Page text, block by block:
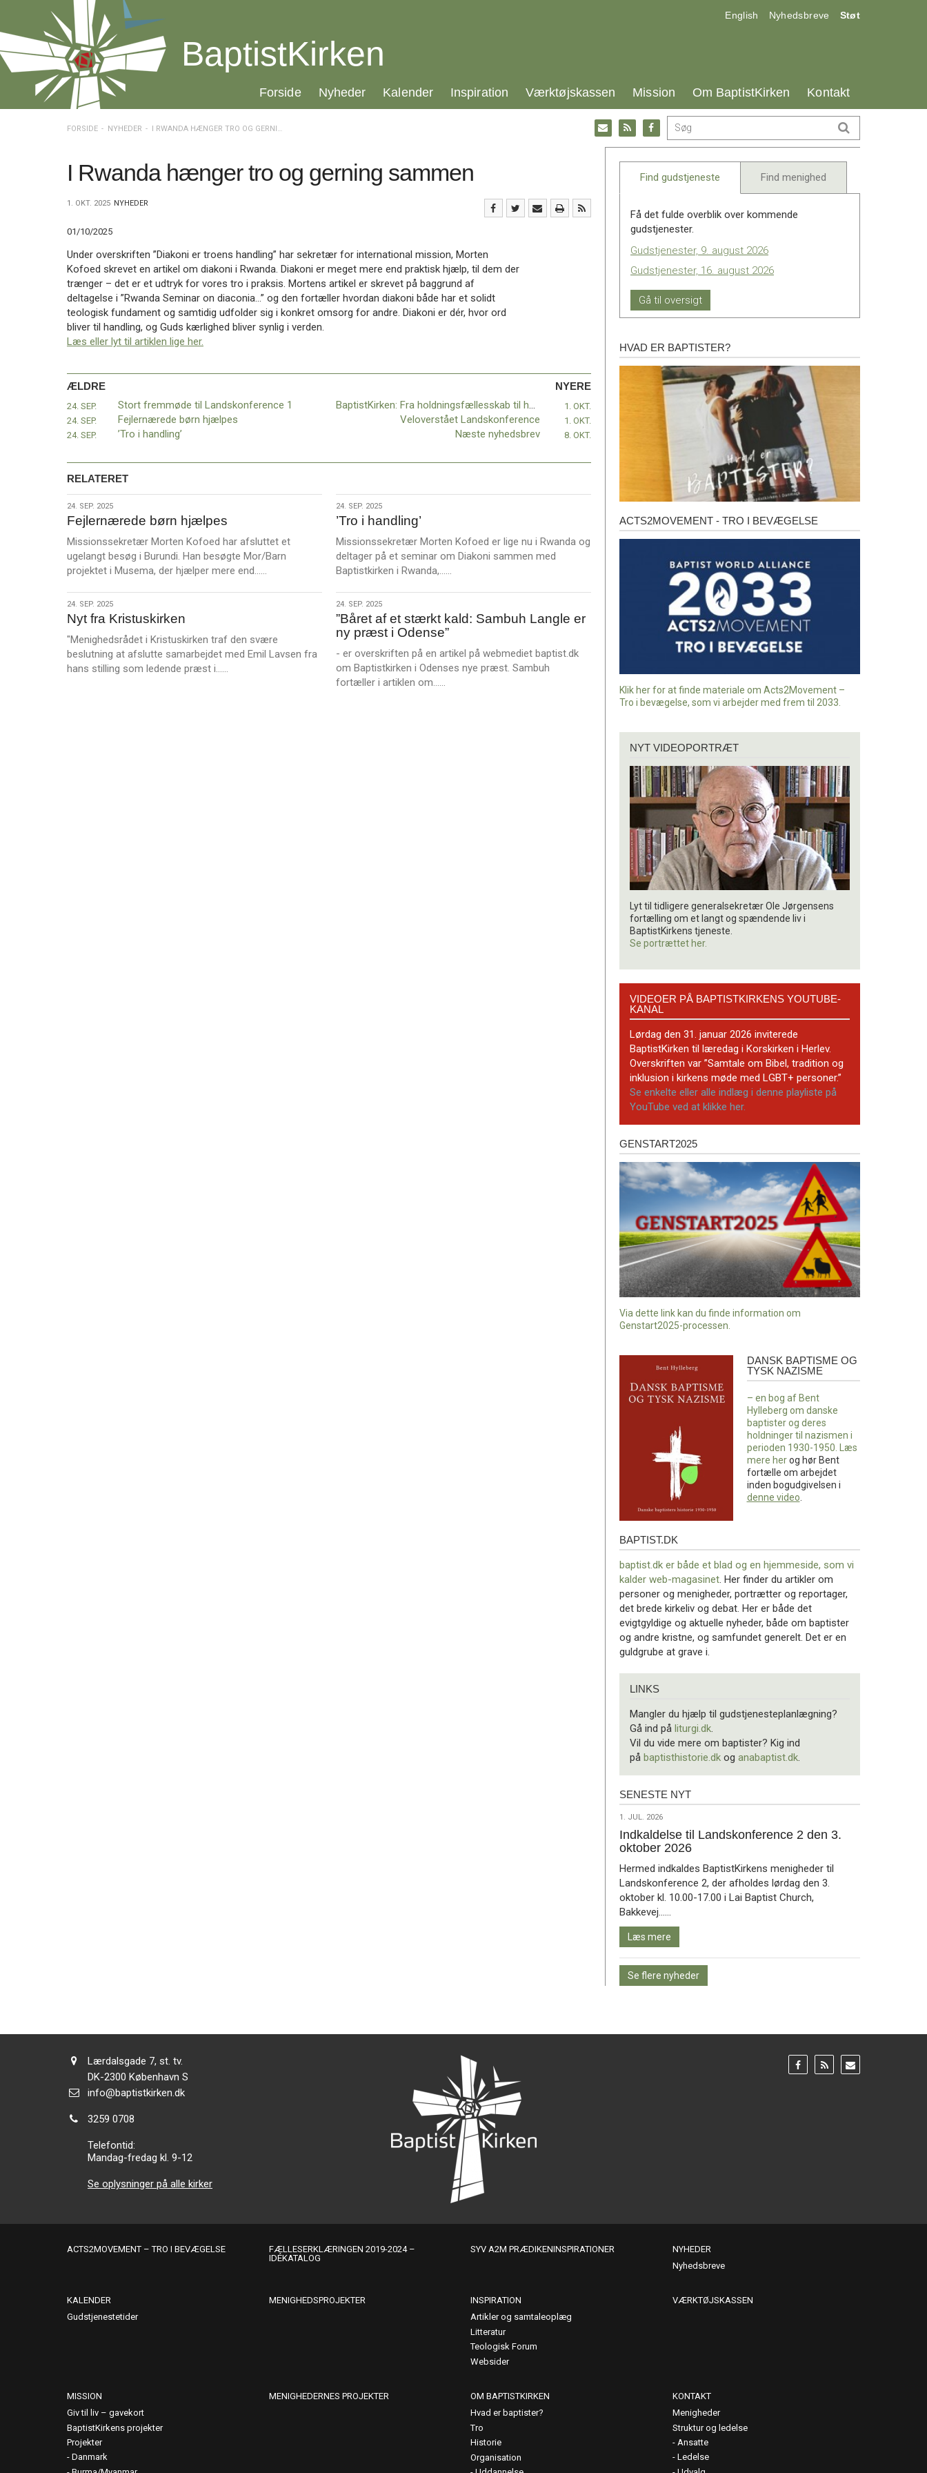
over
og
gå
Vend
tilbage
Værktøjskassen
BaptistKirken
Inspiration
Værktøjskassen
BaptistKirken
holdningsfællesskab
handlingsfællesskab?
Landskonference
17.0:
English 18.0:
Nyhedsbreve 19.0:
Støt
BaptistKirken
20.0:
Forside 21.0:
Nyheder 22.0:
Kalender 23.0:
Inspiration 24.0:
Værktøjskassen 25.0:
Mission 26.0:
Om BaptistKirken 27.0:
Kontakt
FORSIDE NYHEDER I RWANDA HÆNGER TRO OG GERNING SAMMEN
Gå
til:
Facebook
Gå
til:
RSS
feed
Gå
til:
Email
I Rwanda hænger tro og gerning sammen
1. OKT. 2025 NYHEDER
01/10/2025
Under overskriften ”Diakoni er troens handling” har sekretær for international mission, Morten
Kofoed skrevet en artikel om diakoni i Rwanda. Diakoni er meget mere end praktisk hjælp, til dem der
trænger – det er et udtryk for vores tro i praksis. Mortens artikel er skrevet på baggrund af
deltagelse i ”Rwanda Seminar on diaconia…” og den fortæller hvordan diakoni både har et solidt
teologisk fundament og samtidig udfolder sig i konkret omsorg for andre. Diakoni er dér, hvor ord
bliver til handling, og Guds kærlighed bliver synlig i verden.
Læs eller lyt til artiklen lige her.
ÆLDRE
24. SEP. Stort fremmøde til Landskonference 1
24. SEP. Fejlernærede børn hjælpes
24. SEP. ’Tro i handling’
NYERE
BaptistKirken: Fra holdningsfællesskab til handlingsfællesskab? 1. OKT.
Veloverstået Landskonference 1. OKT.
Næste nyhedsbrev 8. OKT.
RELATERET
24.
sep.
2025
24. SEP. 2025
Fejlernærede børn hjælpes
Missionssekretær Morten Kofoed har afsluttet et
ugelangt besøg i Burundi. Han besøgte Mor/Barn
projektet i Musema, der hjælper mere end……
r
e
24.
sep.
2025
24. SEP. 2025
’Tro i handling’
Missionssekretær Morten Kofoed er lige nu i Rwanda og
deltager på et seminar om Diakoni sammen med
Baptistkirken i Rwanda,……
m
e
24.
sep.
2025
24. SEP. 2025
Nyt fra Kristuskirken
"Menighedsrådet i Kristuskirken traf den svære
beslutning at afslutte samarbejdet med Emil Lavsen fra
hans stilling som ledende præst i……
24.
sep.
2025
24. SEP. 2025
”Båret af et stærkt kald: Sambuh Langle er
ny præst i Odense”
- er overskriften på en artikel på webmediet baptist.dk
om Baptistkirken i Odenses nye præst. Sambuh
fortæller i artiklen om……
Find gudstjeneste Find menighed
Få det fulde overblik over kommende
gudstjenester.
Gudstjenester, 9. august 2026
Gudstjenester, 16. august 2026
Gå til oversigt
Hvad
er
baptister?
HVAD ER BAPTISTER?
Acts2Movement
ACTS2MOVEMENT - TRO I BEVÆGELSE
Klik her for at finde materiale om Acts2Movement –
Tro i bevægelse, som vi arbejder med frem til 2033.
videoportræt
NYT VIDEOPORTRÆT
Lyt til tidligere generalsekretær Ole Jørgensens
fortælling om et langt og spændende liv i
BaptistKirkens tjeneste.
Se portrættet her.
BaptistKirkens
YouTube-
kanal
VIDEOER PÅ BAPTISTKIRKENS YOUTUBE-
KANAL
Lørdag den 31. januar 2026 inviterede
BaptistKirken til læredag i Korskirken i Herlev.
Overskriften var ”Samtale om Bibel, tradition og
inklusion i kirkens møde med LGBT+ personer.”
Se enkelte eller alle indlæg i denne playliste på
YouTube ved at klikke her.
Genstart2025
GENSTART2025
Via dette link kan du finde information om
Genstart2025-processen.
tysk
DANSK BAPTISME OG
TYSK NAZISME
– en bog af Bent
Hylleberg om danske
baptister og deres
holdninger til nazismen i
perioden 1930-1950. Læs
mere herog hør Bent
fortælle om arbejdet
inden bogudgivelsen i
denne video.
baptist.dk
BAPTIST.DK
baptist.dk er både et blad og en hjemmeside, som vi
kalder web-magasinet . Her finder du artikler om
personer og menigheder, portrætter og reportager,
det brede kirkeliv og debat. Her er både det
evigtgyldige og aktuelle nyheder, både om baptister
og andre kristne, og samfundet generelt. Det er en
guldgrube at grave i.
LINKS
Mangler du hjælp til gudstjenesteplanlægning?
Gå ind på liturgi.dk
Vil du vide mere om baptister? Kig ind
på baptisthistorie.dk og anabaptist.dk
Seneste
SENESTE NYT
1.
jul.
2026
1. JUL. 2026
Indkaldelse til Landskonference 2 den 3.
oktober 2026
Hermed indkaldes BaptistKirkens menigheder til
Landskonference 2, der afholdes lørdag den 3.
oktober kl. 10.00-17.00 i Lai Baptist Church,
Bakkevej……
mere
Læs mere
Se flere nyheder
Adresse:
Lærdalsgade 7, st. tv.
Adresse:
DK-2300 København S
Send
info@baptistkirken.dk
Tlf.:
3259 0708
Telefontid:
Mandag-fredag kl. 9-12
Se oplysninger på alle kirker
Gå
til:
Gå
til:
Gå
til:
ACTS2MOVEMENT – TRO I BEVÆGELSE
FÆLLESERKLÆRINGEN 2019-2024 –
IDÉKATALOG
SYV A2M PRÆDIKENINSPIRATIONER
NYHEDER
Nyhedsbreve
KALENDER
Gudstjenestetider
MENIGHEDSPROJEKTER
INSPIRATION
Artikler og samtaleoplæg
Litteratur
Teologisk Forum
Websider
VÆRKTØJSKASSEN
MISSION
Giv til liv – gavekort
BaptistKirkens projekter
Projekter
Danmark
MENIGHEDERNES PROJEKTER
OM BAPTISTKIRKEN
Hvad er baptister?
Tro
Historie
Organisation
KONTAKT
Menigheder
Struktur og ledelse
Ansatte
Ledelse